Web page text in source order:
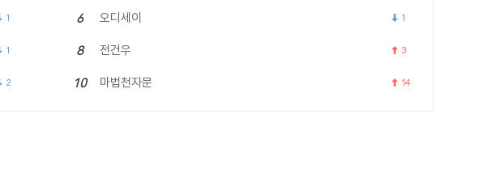
1 6 오디세이 1
1 8 전건우 3
2 10 마법천자문 14